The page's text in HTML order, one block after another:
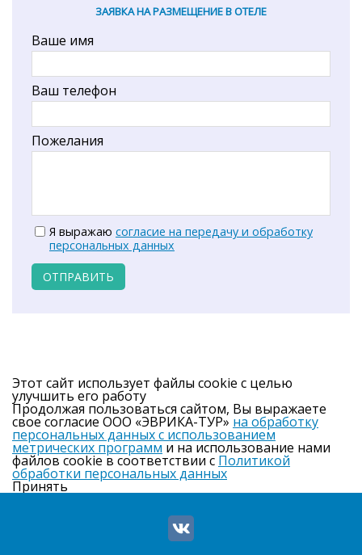
ЗАЯВКА НА РАЗМЕЩЕНИЕ В ОТЕЛЕ
Ваше имя
Ваш телефон
Пожелания
Я выражаю согласие на передачу и обработку
персональных данных
ОТПРАВИТЬ
Этот сайт использует файлы cookie с целью
улучшить его работу
Продолжая пользоваться сайтом, Вы выражаете
свое согласие ООО «ЭВРИКА-ТУР» на обработку
персональных данных с использованием
метрических программ и на использование нами
файлов cookie в соответствии с Политикой
обработки персональных данных
Принять